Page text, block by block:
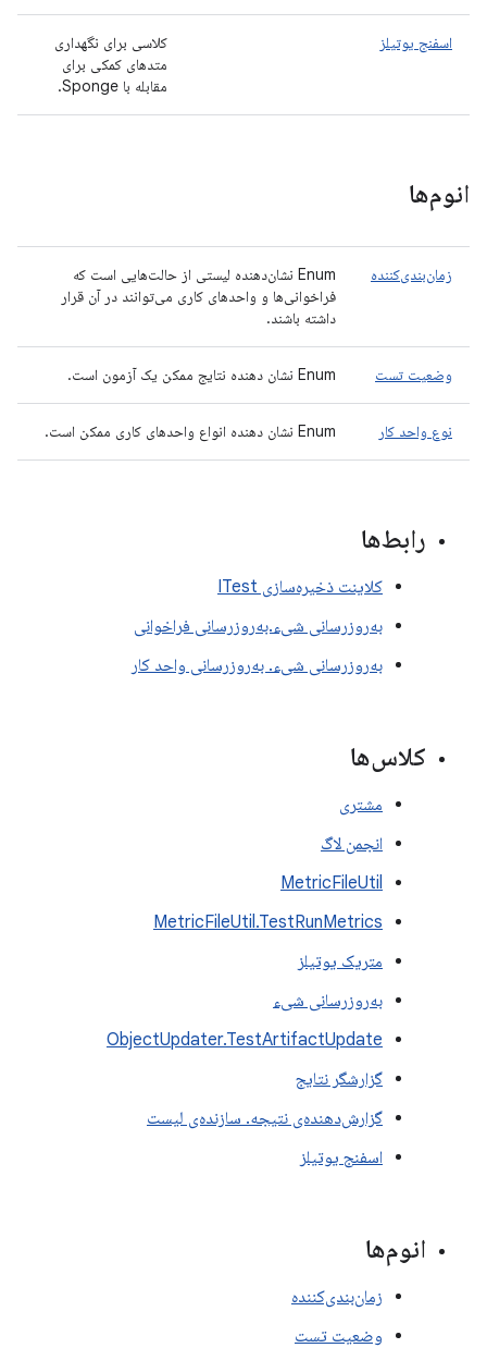
اسفنج یوتیلز
کلاسی برای نگهداری
متدهای کمکی برای
مقابله با Sponge.
انوم‌ها
زمان‌بندی‌کننده
Enum نشان‌دهنده لیستی از حالت‌هایی است که
فراخوانی‌ها و واحدهای کاری می‌توانند در آن قرار
داشته باشند.
وضعیت تست Enum نشان دهنده نتایج ممکن یک آزمون است.
نوع واحد کار Enum نشان دهنده انواع واحدهای کاری ممکن است.
رابط‌ها
کلاینت ذخیره‌سازی ITest
به‌روزرسانی شیء.به‌روزرسانی فراخوانی
به‌روزرسانی شیء. به‌روزرسانی واحد کار
کلاس‌ها
مشتری
انجمن لاگ
MetricFileUtil
MetricFileUtil.TestRunMetrics
متریک یوتیلز
به‌روزرسانی شیء
ObjectUpdater.TestArtifactUpdate
گزارشگر نتایج
گزارش‌دهنده‌ی نتیجه. سازنده‌ی لیست
اسفنج یوتیلز
انوم‌ها
زمان‌بندی‌کننده
وضعیت تست